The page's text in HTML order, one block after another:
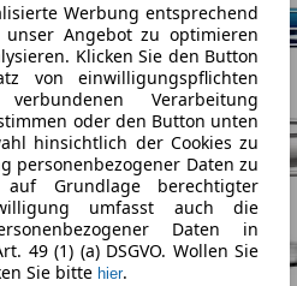
Werbung entsprechend
Angebot zu optimieren
Klicken Sie den Button
von einwilligungspflichten
Verarbeitung
oder den Button unten
hinsichtlich der Cookies zu
personenbezogener Daten zu
Grundlage berechtigter
umfasst auch die
Daten in
49 (1) (a) DSGVO. Wollen Sie
Sie bitte hier.